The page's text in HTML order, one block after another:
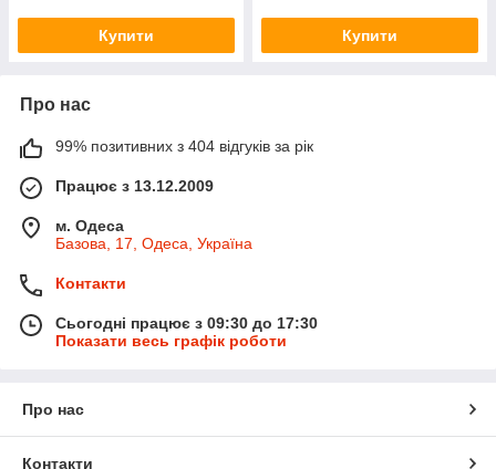
Купити Купити
Про нас
99% позитивних з 404 відгуків за рік
Працює з 13.12.2009
м. Одеса
Базова, 17, Одеса, Україна
Контакти
Сьогодні працює з 09:30 до 17:30
Показати весь графік роботи
Про нас
Контакти